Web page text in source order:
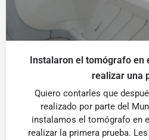
Instalaron el tomógrafo en
realizar una
Quiero contarles que
realizado por parte del
instalamos el tomógrafo en
realizar la primera prueba.